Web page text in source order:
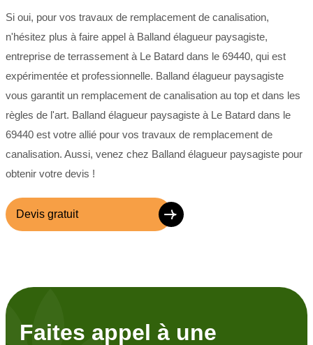
Si oui, pour vos travaux de remplacement de canalisation,
n'hésitez plus à faire appel à Balland élagueur paysagiste,
entreprise de terrassement à Le Batard dans le 69440, qui est
expérimentée et professionnelle. Balland élagueur paysagiste
vous garantit un remplacement de canalisation au top et dans les
règles de l'art. Balland élagueur paysagiste à Le Batard dans le
69440 est votre allié pour vos travaux de remplacement de
canalisation. Aussi, venez chez Balland élagueur paysagiste pour
obtenir votre devis !
Devis gratuit
Faites appel à une